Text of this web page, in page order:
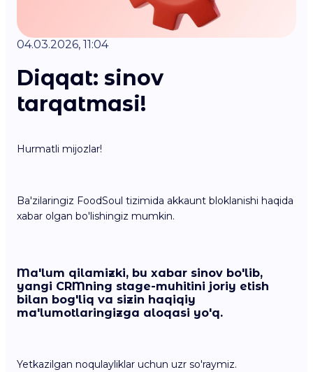
04.03.2026, 11:04
Diqqat: sinov
tarqatmasi!
Hurmatli mijozlar!
Ba'zilaringiz FoodSoul tizimida akkaunt bloklanishi haqida
xabar olgan bo'lishingiz mumkin.
Ma'lum qilamizki, bu xabar sinov bo'lib,
yangi CRMning stage-muhitini joriy etish
bilan bog'liq va sizin haqiqiy
ma'lumotlaringizga aloqasi yo'q.
Yetkazilgan noqulayliklar uchun uzr so'raymiz.